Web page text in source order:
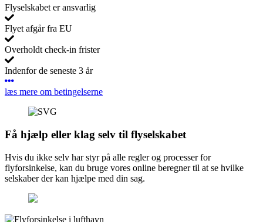
Flyselskabet er ansvarlig
Flyet afgår fra EU
Overholdt check-in frister
Indenfor de seneste 3 år
læs mere om betingelserne
Få hjælp eller klag selv til flyselskabet
Hvis du ikke selv har styr på alle regler og processer for
flyforsinkelse, kan du bruge vores online beregner til at se hvilke
selskaber der kan hjælpe med din sag.